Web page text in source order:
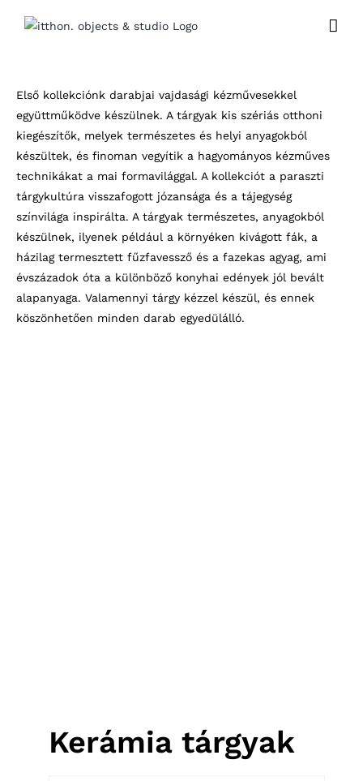
Első kollekciónk darabjai vajdasági kézművesekkel
együttműködve készülnek. A tárgyak kis szériás otthoni
kiegészítők, melyek természetes és helyi anyagokból
készültek, és finoman vegyítik a hagyományos kézműves
technikákat a mai formavilággal. A kollekciót a paraszti
tárgykultúra visszafogott józansága és a tájegység
színvilága inspirálta. A tárgyak természetes, anyagokból
készülnek, ilyenek például a környéken kivágott fák, a
házilag termesztett fűzfavessző és a fazekas agyag, ami
évszázadok óta a különböző konyhai edények jól bevált
alapanyaga. Valamennyi tárgy kézzel készül, és ennek
köszönhetően minden darab egyedülálló.
Kerámia tárgyak